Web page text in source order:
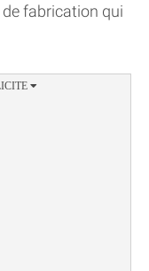
fabrication qui